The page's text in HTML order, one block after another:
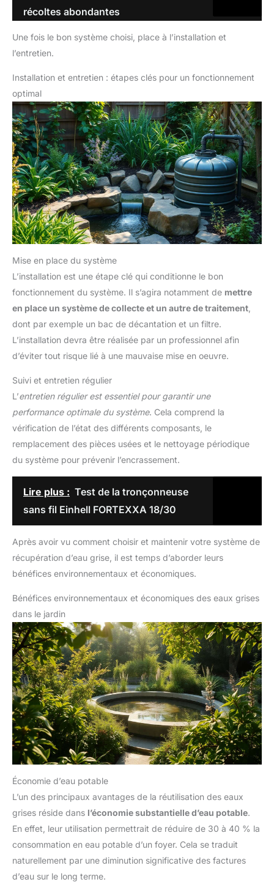
récoltes abondantes
Une fois le bon système choisi, place à l’installation et
l’entretien.
Installation et entretien : étapes clés pour un fonctionnement
optimal
Mise en place du système
L’installation est une étape clé qui conditionne le bon
fonctionnement du système. Il s’agira notamment de mettre
en place un système de collecte et un autre de traitement
dont par exemple un bac de décantation et un filtre.
L’installation devra être réalisée par un professionnel afin
d’éviter tout risque lié à une mauvaise mise en oeuvre.
Suivi et entretien régulier
L’entretien régulier est essentiel pour garantir une
performance optimale du système. Cela comprend la
vérification de l’état des différents composants, le
remplacement des pièces usées et le nettoyage périodique
du système pour prévenir l’encrassement.
Lire plus : Test de la tronçonneuse
sans fil Einhell FORTEXXA 18/30
Après avoir vu comment choisir et maintenir votre système de
récupération d’eau grise, il est temps d’aborder leurs
bénéfices environnementaux et économiques.
Bénéfices environnementaux et économiques des eaux grises
dans le jardin
Économie d’eau potable
L’un des principaux avantages de la réutilisation des eaux
grises réside dans l’économie substantielle d’eau potable.
En effet, leur utilisation permettrait de réduire de 30 à 40 % la
consommation en eau potable d’un foyer. Cela se traduit
naturellement par une diminution significative des factures
d’eau sur le long terme.